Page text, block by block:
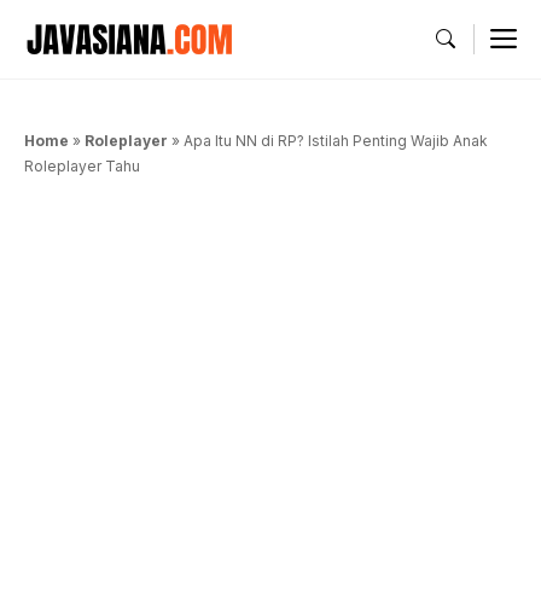
Home » Roleplayer » Apa Itu NN di RP? Istilah Penting Wajib Anak
Roleplayer Tahu